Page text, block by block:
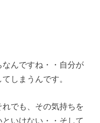
んですね・・自分が
しまうんです。
れでも、その気持ちを
いけない・・そして